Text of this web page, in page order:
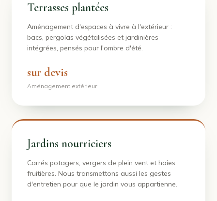
Terrasses plantées
Aménagement d'espaces à vivre à l'extérieur :
bacs, pergolas végétalisées et jardinières
intégrées, pensés pour l'ombre d'été.
sur devis
Aménagement extérieur
Jardins nourriciers
Carrés potagers, vergers de plein vent et haies
fruitières. Nous transmettons aussi les gestes
d'entretien pour que le jardin vous appartienne.